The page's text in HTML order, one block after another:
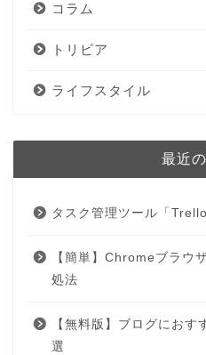
コラム
トリビア
ライフスタイル
最近
タスク管理ツール「
【簡単】Chromeブラウ
処法
【無料版】ブログにお
選